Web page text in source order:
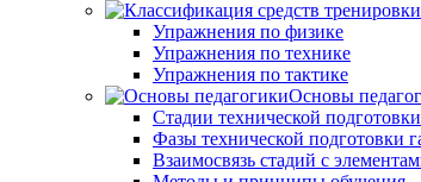
Упражнения по физике
Упражнения по технике
Упражнения по тактике
Основы
Стадии технической
Фазы технической подготовки
Взаимосвязь стадий с